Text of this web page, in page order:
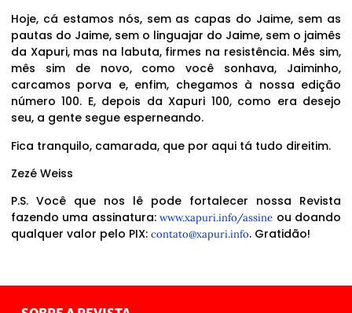
Hoje, cá estamos nós, sem as capas do Jaime, sem as
pautas do Jaime, sem o linguajar do Jaime, sem o jaimês
da Xapuri, mas na labuta, firmes na resistência. Mês sim,
mês sim de novo, como você sonhava, Jaiminho,
carcamos porva e, enfim, chegamos à nossa edição
número 100. E, depois da Xapuri 100, como era desejo
seu, a gente segue esperneando.
Fica tranquilo, camarada, que por aqui tá tudo direitim.
Zezé Weiss
P.S. Você que nos lê pode fortalecer nossa Revista
fazendo uma assinatura:www.xapuri.info/assine ou doando
qualquer valor pelo PIX: contato@xapuri.info. Gratidão!